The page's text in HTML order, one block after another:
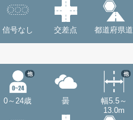
信号なし 交差点 都道府県道
0～24歳
他
曇
幅5.5～
13.0m
他